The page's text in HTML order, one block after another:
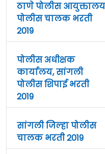
ठाणे पोलीस आयुक्तालय
पोलीस चालक भरती
2019
पोलीस अधीक्षक
कार्यालय, सांगली
पोलीस शिपाई भरती
2019
सांगली जिल्हा पोलीस
चालक भरती 2019